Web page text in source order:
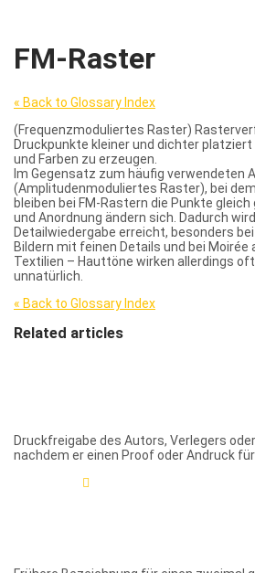
FM-Raster
« Back to Glossary Index
(Frequenzmoduliertes Raster)
Druckpunkte kleiner und dichter
und Farben zu erzeugen.
Im Gegensatz zum häufig verwendeten
(Amplitudenmoduliertes Raster), bei
bleiben bei FM-Rastern die Punkte gleich
und Anordnung ändern sich. Dadurch
Detailwiedergabe erreicht, besonders
Bildern mit feinen Details und bei Moirée
Textilien – Hauttöne wirken allerdings
unnatürlich.
« Back to Glossary Index
Related articles
Druckfreigabe des Autors, Verlegers
nachdem er einen Proof oder Andruck